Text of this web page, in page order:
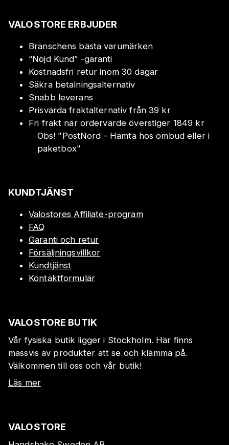
VALOSTORE ERBJUDER
Branschens bästa varumärken
“Nöjd Kund” -garanti
Kostnadsfri retur inom 30 dagar
Säkra betalningsalternativ
Snabb leverans
Prisvärda fraktalternativ från 39 kr
Fri frakt när ordervärde överstiger 1849 kr
Obs! "PostNord - Hämta hos ombud eller i
paketbox"
KUNDTJÄNST
Valostores Affiliate-program
FAQ
Garanti och retur
Försäljningsvillkor
Kundtjänst
Kontaktformulär
VALOSTORE BUTIK
Vår fysiska butik ligger i Stockholm. Här finns
massvis av produkter att se och klämma på.
Välkommen till oss och vår butik!
Läs mer
VALOSTORE